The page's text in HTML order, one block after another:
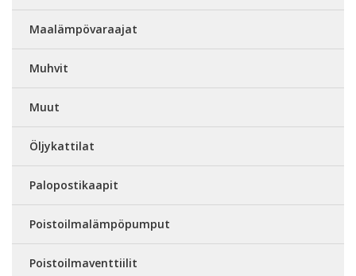
Maalämpövaraajat
Muhvit
Muut
Öljykattilat
Palopostikaapit
Poistoilmalämpöpumput
Poistoilmaventtiilit